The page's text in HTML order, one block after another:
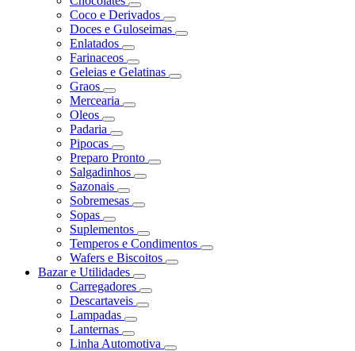
Coco e Derivados
Doces e Guloseimas
Enlatados
Farinaceos
Geleias e Gelatinas
Graos
Mercearia
Oleos
Padaria
Pipocas
Preparo Pronto
Salgadinhos
Sazonais
Sobremesas
Sopas
Suplementos
Temperos e Condimentos
Wafers e Biscoitos
Bazar e Utilidades
Carregadores
Descartaveis
Lampadas
Lanternas
Linha Automotiva